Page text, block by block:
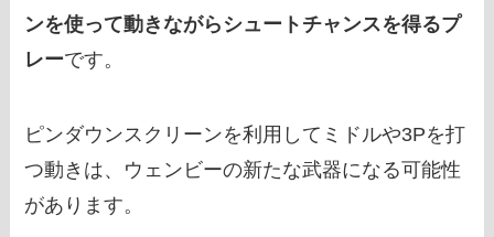
ンを使って動きながらシュートチャンスを得るプ
レーです。
ピンダウンスクリーンを利用してミドルや3Pを打
つ動きは、ウェンビーの新たな武器になる可能性
があります。